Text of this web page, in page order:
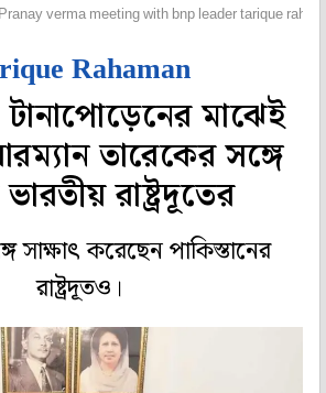
Pranay verma meeting with bnp leader tarique
Rahaman
টানাপোড়েনের মাঝেই
তারেকের সঙ্গে
রাষ্ট্রদূতের
সাক্ষাৎ করেছেন পাকিস্তানের
রাষ্ট্রদূতও।